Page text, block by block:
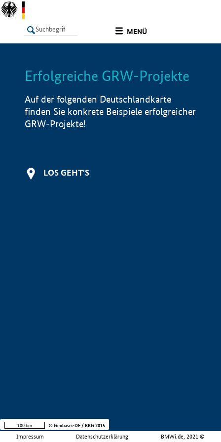
MENÜ
LISTE Info
Erfolgreiche GRW-Projekte
Auf der folgenden Deutschlandkarte
finden Sie konkrete Beispiele erfolgreicher
GRW-Projekte!
LOS GEHT'S
Impressum Datenschutzerklärung BMWi.de, 2021 ©
100 km © Geobasis-DE / BKG 2015